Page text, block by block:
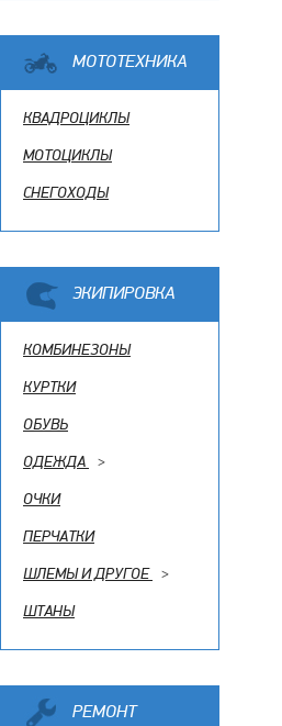
МОТОТЕХНИКА
КВАДРОЦИКЛЫ
МОТОЦИКЛЫ
СНЕГОХОДЫ
ЭКИПИРОВКА
КОМБИНЕЗОНЫ
КУРТКИ
ОБУВЬ
ОДЕЖДА
>
ОЧКИ
ПЕРЧАТКИ
ШЛЕМЫ И ДРУГОЕ >
ШТАНЫ
РЕМОНТ